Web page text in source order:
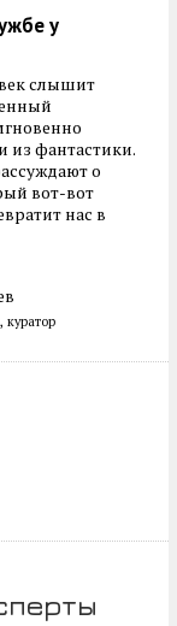
у
слышит
из фантастики.
о
вот-вот
нас в
куратор